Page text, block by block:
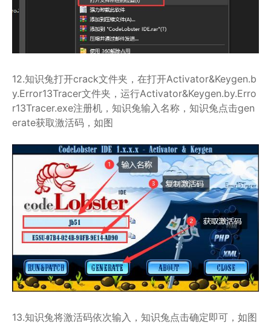
12.知识兔打开crack文件夹，在打开Activator&Keygen.b
y.Error13Tracer文件夹，运行Activator&Keygen.by.Erro
r13Tracer.exe注册机，知识兔输入名称，知识兔点击gen
erate获取激活码，如图
13.知识兔将激活码依次输入，知识兔点击确定即可，如图